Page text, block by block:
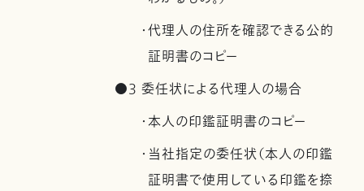
・代理人の住所を確認できる公的
証明書のコピー
●3 委任状による代理人の場合
・本人の印鑑証明書のコピー
・当社指定の委任状（本人の印鑑
証明書で使用している印鑑を捺